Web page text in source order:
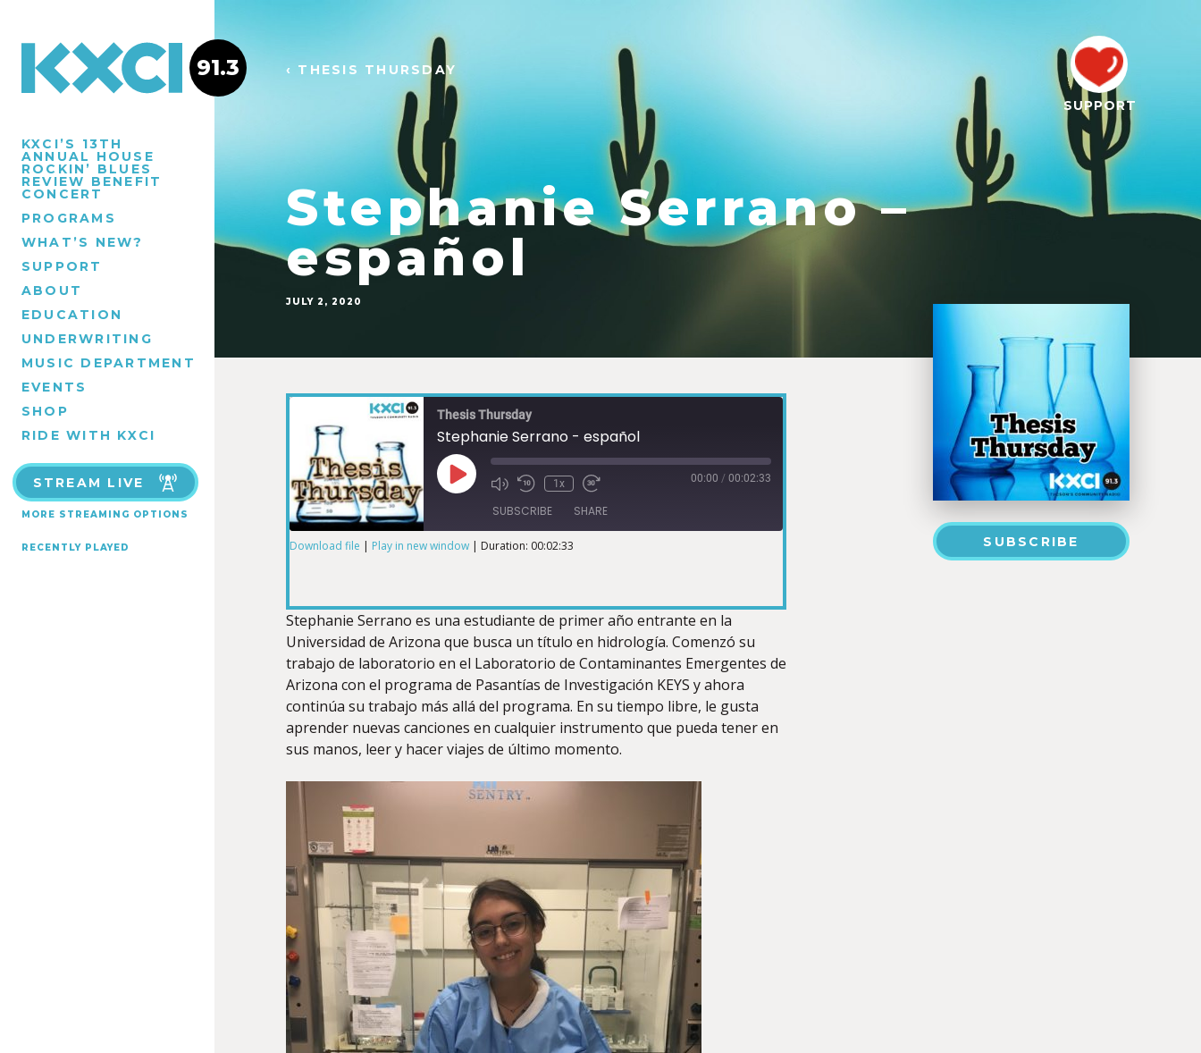
KXCI’S 13TH
ANNUAL HOUSE
ROCKIN’ BLUES
REVIEW BENEFIT
CONCERT
PROGRAMS
WHAT’S NEW?
SUPPORT
ABOUT
EDUCATION
UNDERWRITING
MUSIC DEPARTMENT
EVENTS
SHOP
RIDE WITH KXCI
STREAM LIVE
MORE STREAMING OPTIONS
RECENTLY PLAYED
91.3 ‹ THESIS THURSDAY
Stephanie Serrano –
español
JULY 2, 2020
SUPPORT
SUBSCRIBE
Thesis Thursday
Stephanie Serrano - español
1x 00:00 / 00:02:33
SUBSCRIBE SHARE
LINK
EMBED
Download file | Play in new window | Duration: 00:02:33
Stephanie Serrano es una estudiante de primer año entrante en la
Universidad de Arizona que busca un título en hidrología. Comenzó su
trabajo de laboratorio en el Laboratorio de Contaminantes Emergentes de
Arizona con el programa de Pasantías de Investigación KEYS y ahora
continúa su trabajo más allá del programa. En su tiempo libre, le gusta
aprender nuevas canciones en cualquier instrumento que pueda tener en
sus manos, leer y hacer viajes de último momento.